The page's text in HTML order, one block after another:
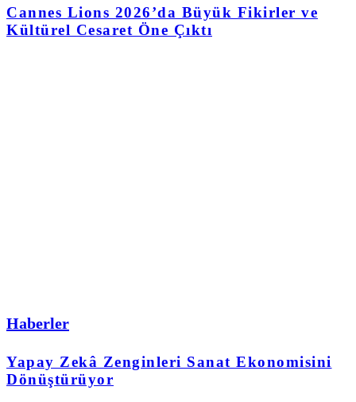
Cannes Lions 2026’da Büyük Fikirler ve
Kültürel Cesaret Öne Çıktı
Haberler
Yapay Zekâ Zenginleri Sanat Ekonomisini
Dönüştürüyor